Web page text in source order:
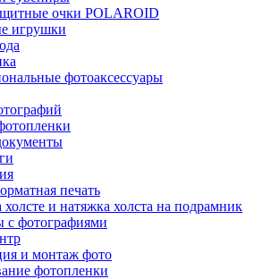
очки POLAROID
игрушки
фотоаксессуары
печать
холсте и натяжка холста на подрамник
с фотографиями
и монтаж фото
фотопленки